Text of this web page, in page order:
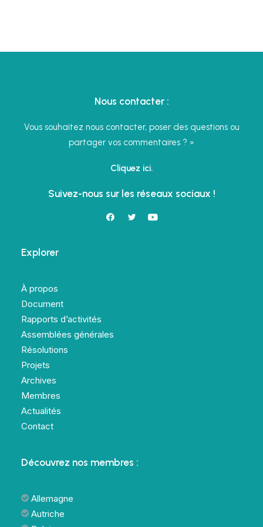
Nous contacter :
Vous souhaitez nous contacter, poser des questions ou
partager vos commentaires ? »
Cliquez ici.
Suivez-nous sur les réseaux sociaux !
Explorer
À propos
Document
Rapports d’activités
Assemblées générales
Résolutions
Projets
Archives
Membres
Actualités
Contact
Découvrez nos membres :
Allemagne
Autriche